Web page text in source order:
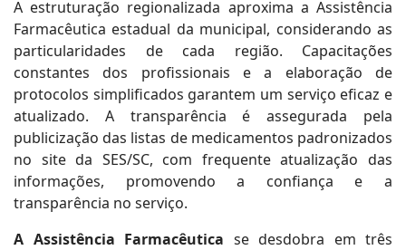
A estruturação regionalizada aproxima a Assistência
Farmacêutica estadual da municipal, considerando as
particularidades de cada região. Capacitações
constantes dos profissionais e a elaboração de
protocolos simplificados garantem um serviço eficaz e
atualizado. A transparência é assegurada pela
publicização das listas de medicamentos padronizados
no site da SES/SC, com frequente atualização das
informações, promovendo a confiança e a
transparência no serviço.
A Assistência Farmacêutica se desdobra em três